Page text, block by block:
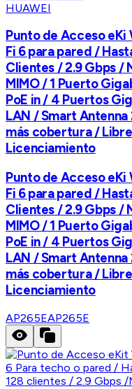
HUAWEI
Punto de Acceso eKi
Fi 6 para pared /
Clientes / 2.9 Gbps /
MIMO / 1 Puerto
PoE in / 4 Puertos
LAN / Smart Antenna
más cobertura /
Licenciamiento
Punto de Acceso eKi
Fi 6 para pared /
Clientes / 2.9 Gbps /
MIMO / 1 Puerto
PoE in / 4 Puertos
LAN / Smart Antenna
más cobertura /
Licenciamiento
AP265EAP265E